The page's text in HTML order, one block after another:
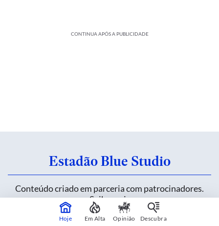
CONTINUA APÓS A PUBLICIDADE
Estadão Blue Studio
Conteúdo criado em parceria com patrocinadores.
Saiba mais
Hoje Em Alta Opinião Descubra